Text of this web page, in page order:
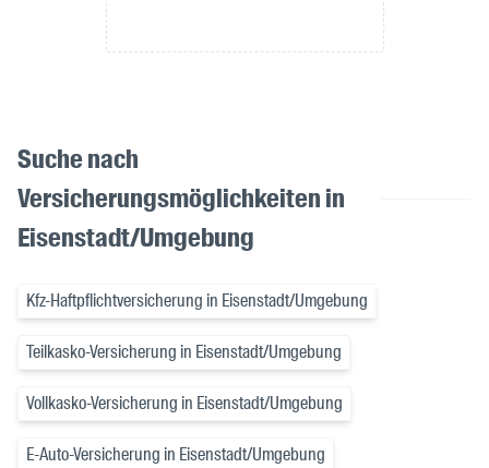
Suche nach
Versicherungsmöglichkeiten in
Eisenstadt/Umgebung
Kfz-Haftpflichtversicherung in Eisenstadt/Umgebung
Teilkasko-Versicherung in Eisenstadt/Umgebung
Vollkasko-Versicherung in Eisenstadt/Umgebung
E-Auto-Versicherung in Eisenstadt/Umgebung